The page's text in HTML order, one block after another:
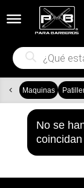
Búsqueda
de
productos
Maquinas
No se